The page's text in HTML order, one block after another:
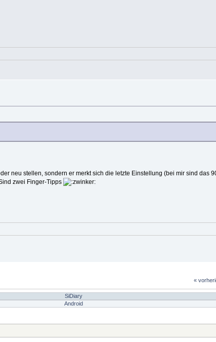
neu stellen, sondern er merkt sich die letzte Einstellung (bei mir sind das
zwei Finger-Tipps
«
SiDiary
Android